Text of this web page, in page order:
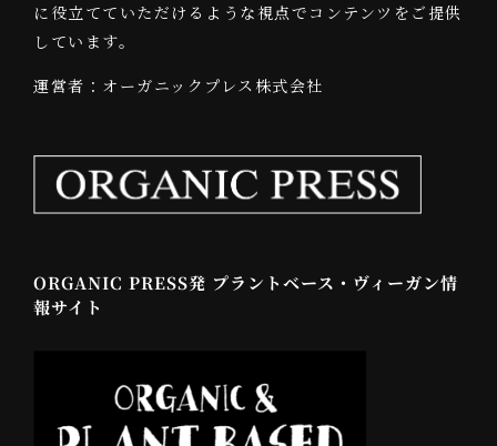
に役立てていただけるような視点でコンテンツをご提供
しています。
運営者：オーガニックプレス株式会社
ORGANIC PRESS発 プラントベース・ヴィーガン情
報サイト